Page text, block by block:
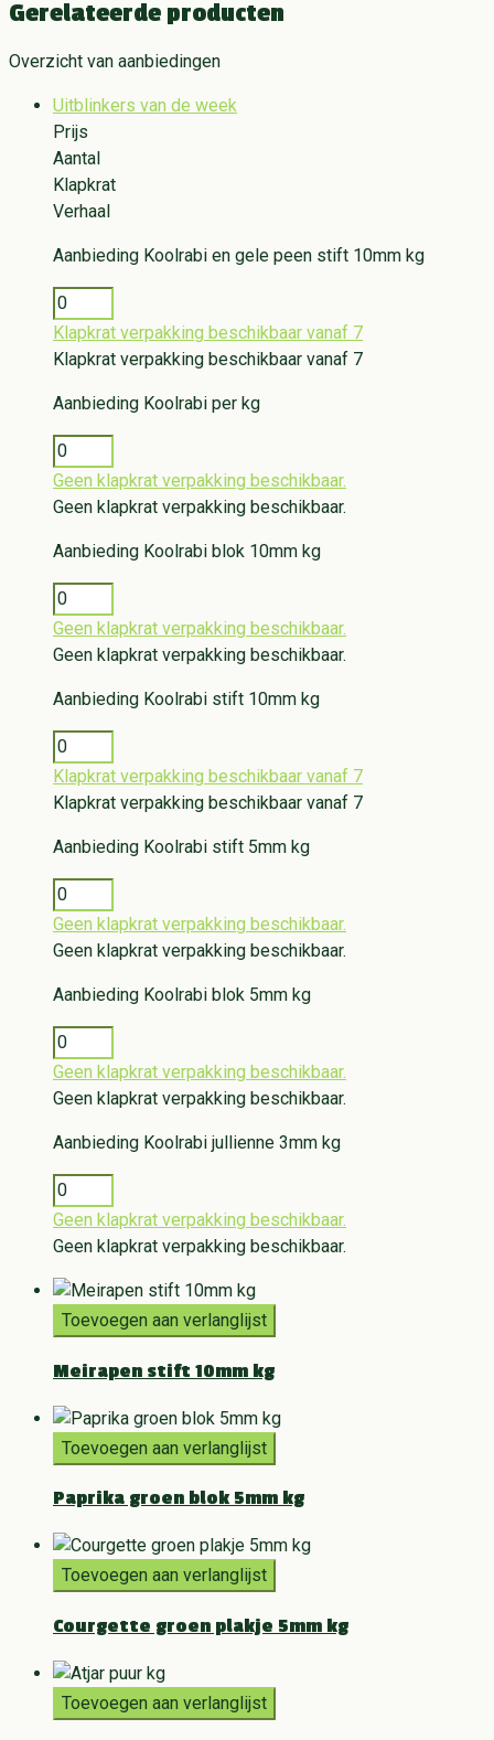
Gerelateerde producten
Overzicht van aanbiedingen
Uitblinkers van de week
Prijs
Aantal
Klapkrat
Verhaal
Aanbieding Koolrabi en gele peen stift 10mm kg
Klapkrat verpakking beschikbaar vanaf 7
Klapkrat verpakking beschikbaar vanaf 7
Aanbieding Koolrabi per kg
Geen klapkrat verpakking beschikbaar.
Geen klapkrat verpakking beschikbaar.
Aanbieding Koolrabi blok 10mm kg
Geen klapkrat verpakking beschikbaar.
Geen klapkrat verpakking beschikbaar.
Aanbieding Koolrabi stift 10mm kg
Klapkrat verpakking beschikbaar vanaf 7
Klapkrat verpakking beschikbaar vanaf 7
Aanbieding Koolrabi stift 5mm kg
Geen klapkrat verpakking beschikbaar.
Geen klapkrat verpakking beschikbaar.
Aanbieding Koolrabi blok 5mm kg
Geen klapkrat verpakking beschikbaar.
Geen klapkrat verpakking beschikbaar.
Aanbieding Koolrabi jullienne 3mm kg
Geen klapkrat verpakking beschikbaar.
Geen klapkrat verpakking beschikbaar.
Toevoegen aan verlanglijst
Meirapen stift 10mm kg
Toevoegen aan verlanglijst
Paprika groen blok 5mm kg
Toevoegen aan verlanglijst
Courgette groen plakje 5mm kg
Toevoegen aan verlanglijst